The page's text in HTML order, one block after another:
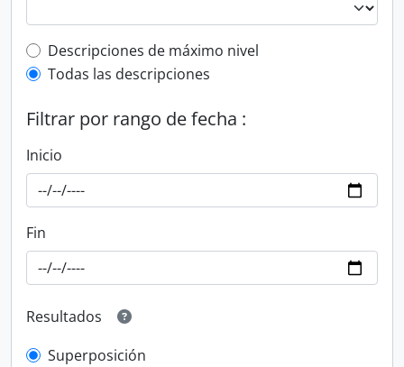
Top-level description filter
Descripciones de máximo nivel
Todas las descripciones
Filtrar por rango de fecha :
Inicio
Fin
Resultados
Superposición